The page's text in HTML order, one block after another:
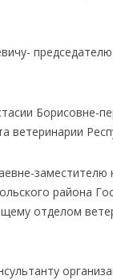
Борисовне-
ветеринарии
заместителю
района
отделом